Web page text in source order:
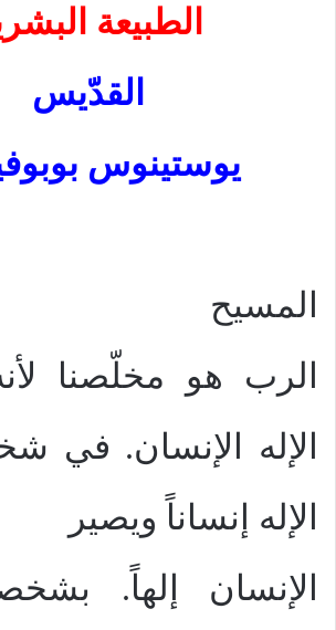
الطبيعة
القدّيس
يوستينوس
المسيح
الرب هو مخلّصنا
الإله الإنسان. في
الإله إنساناً ويصير
الإنسان إلهاً.